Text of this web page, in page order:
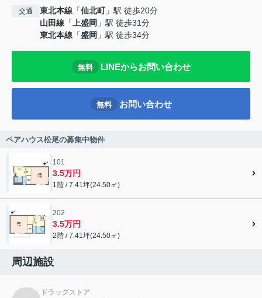
交通 東北本線 「仙北町」駅 徒歩20分
山田線 「上盛岡 」駅 徒歩31分
東北本線 「盛岡 」駅 徒歩34分
無料 LINEからお問い合わせ
無料 お問い合わせ
ペアハウス松尾の募集中物件
101
3.5万円
1階 / 7.41坪(24.50㎡)
202
3.5万円
2階 / 7.41坪(24.50㎡)
周辺施設
ドラッグストア